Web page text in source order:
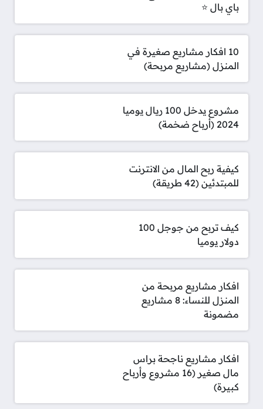
باي بال ⭐
10 افكار مشاريع صغيرة في
المنزل (مشاريع مربحة)
مشروع يدخل 100 ريال يوميا
2024 (أرباح ضخمة)
كيفية ربح المال من الانترنت
للمبتدئين (42 طريقة)
كيف تربح من جوجل 100
دولار يوميا
افكار مشاريع مربحة من
المنزل للنساء: 8 مشاريع
مضمونة
افكار مشاريع ناجحة براس
مال صغير (16 مشروع وأرباح
كبيرة)